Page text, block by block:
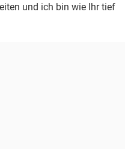
und ich bin wie Ihr tief